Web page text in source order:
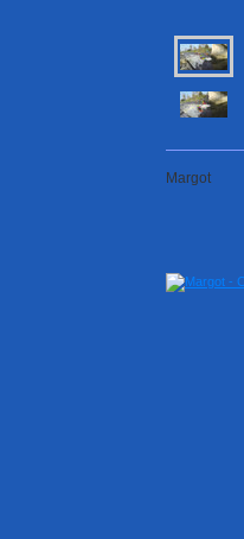
Margot